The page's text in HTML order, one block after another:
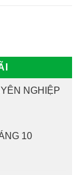
NGHIỆP
10